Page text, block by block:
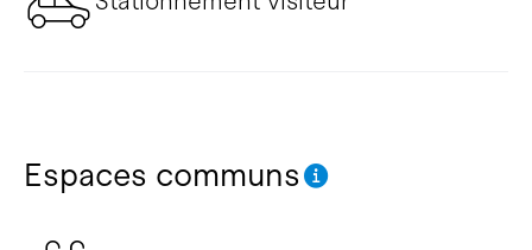
Espaces communs